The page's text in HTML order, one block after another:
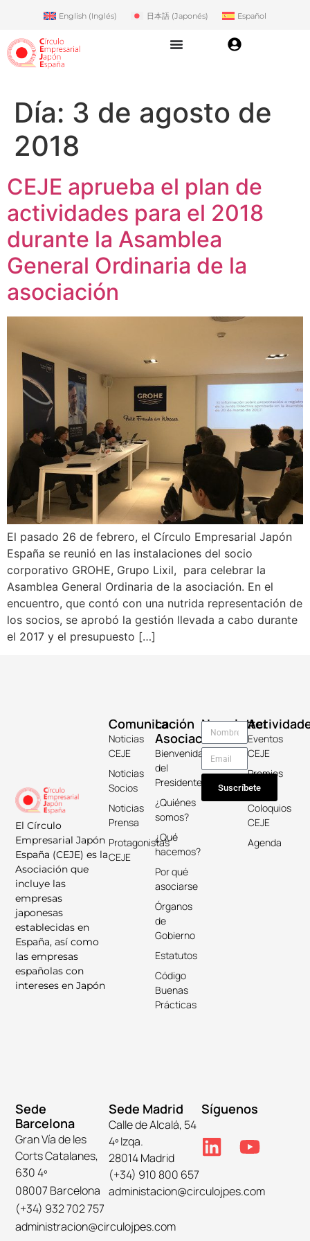
English (Inglés) 日本語(Japonés) Español
Día: 3 de agosto de
2018
CEJE aprueba el plan de
actividades para el 2018
durante la Asamblea
General Ordinaria de la
asociación
El pasado 26 de febrero, el Círculo Empresarial Japón
España se reunió en las instalaciones del socio
corporativo GROHE, Grupo Lixil, para celebrar la
Asamblea General Ordinaria de la asociación. En el
encuentro, que contó con una nutrida representación de
los socios, se aprobó la gestión llevada a cabo durante
el 2017 y el presupuesto […]
El Círculo
Empresarial Japón
España (CEJE) es la
Asociación que
incluye las
empresas
japonesas
establecidas en
España, así como
las empresas
españolas con
intereses en Japón
La
Asociación
Bienvenida
del
Presidente
¿Quiénes
somos?
¿Qué
hacemos?
Por qué
asociarse
Órganos
de
Gobierno
Estatutos
Código
Buenas
Prácticas
Comunicación
Noticias
CEJE
Noticias
Socios
Noticias
Prensa
Protagonistas
CEJE
Eventos
CEJE
Premios
Keicho
Coloquios
CEJE
Agenda
Newsletter
Suscríbete
Sede
Barcelona
Gran Vía de les
Corts Catalanes,
630 4º
08007 Barcelona
(+34) 932 702 757
administracion@circulojpes.com
Sede Madrid
Calle de Alcalá, 54
4º Izqa.
28014 Madrid
(+34) 910 800 657
administacion@circulojpes.com
Síguenos